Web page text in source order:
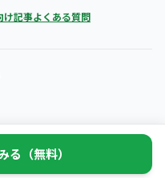
け記事よくある質問
る（無料）